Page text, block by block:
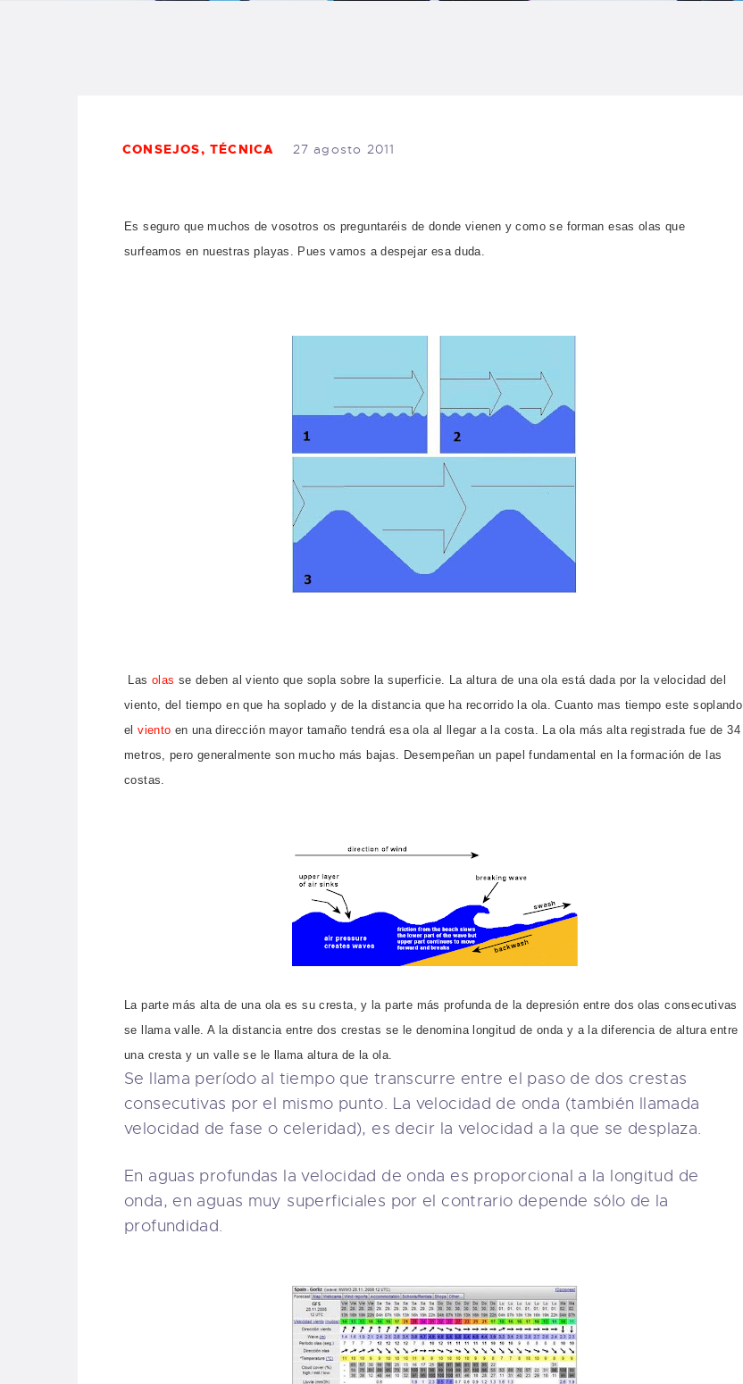
TIENDA FAMILY
WEBCAM SALINAS
PEDIDOS
CONSEJOS,TÉCNICA 27 agosto 2011
Es seguro que muchos de vosotros os preguntaréis de donde vienen y como se forman esas olas que
surfeamos en nuestras playas. Pues vamos a despejar esa duda.
Las olas se deben al viento que sopla sobre la superficie. La altura de una ola está dada por la velocidad del
viento, del tiempo en que ha soplado y de la distancia que ha recorrido la ola. Cuanto mas tiempo este soplando
elviento en una dirección mayor tamaño tendrá esa ola al llegar a la costa. La ola más alta registrada fue de 34
metros, pero generalmente son mucho más bajas. Desempeñan un papel fundamental en la formación de las
costas.
La parte más alta de una ola es su cresta, y la parte más profunda de la depresión entre dos olas consecutivas
se llama valle. A la distancia entre dos crestas se le denomina longitud de onda y a la diferencia de altura entre
una cresta y un valle se le llama altura de la ola.
Se llama período al tiempo que transcurre entre el paso de dos crestas
consecutivas por el mismo punto. La velocidad de onda (también llamada
velocidad de fase o celeridad), es decir la velocidad a la que se desplaza.
En aguas profundas la velocidad de onda es proporcional a la longitud de
onda, en aguas muy superficiales por el contrario depende sólo de la
profundidad.